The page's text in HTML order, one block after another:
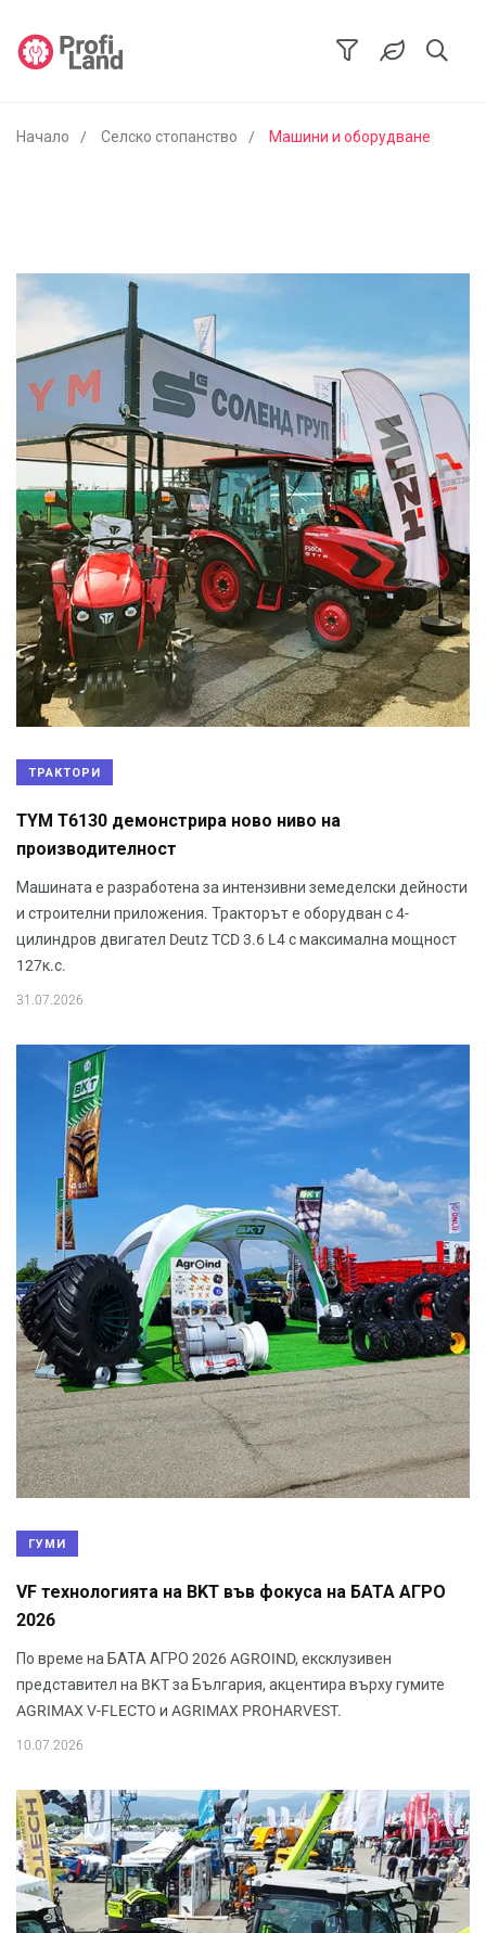
Начало Селско стопанство Машини и оборудване
ТРАКТОРИ
TYM T6130 демонстрира ново ниво на
производителност
Машината е разработена за интензивни земеделски дейности
и строителни приложения. Тракторът е оборудван с 4-
цилиндров двигател Deutz TCD 3.6 L4 с максимална мощност
127к.с.
31.07.2026
ГУМИ
VF технологията на BKT във фокуса на БАТА АГРО
2026
По време на БАТА АГРО 2026 AGROIND, ексклузивен
представител на BKT за България, акцентира върху гумите
AGRIMAX V-FLECTO и AGRIMAX PROHARVEST.
10.07.2026